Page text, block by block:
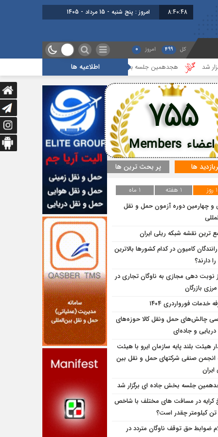
8:40:49 امروز : پنج شنبه - 15 مرداد - 1405
کل 499 امروز 0
اطلاعیه هاهجدهمین جلسه بخش جاده ای برگزار شد گزارشی از آخرین جلسه
اعضاء Members
755
ها پر بحث ترین ها
1 روز 1 هفته
1 ماه
چهارمین دوره آزمون حمل و نقل
ترین نقشه شبکه ریلی ایران
کامیون در کدام کشورها بالاترین
دارند؟
نوبت دهی مجازی به ناوگان تجاری در
مرزی بازرگان
خدمات فورواردری ۱۴۰4
چالش‌های حمل ونقل کالا حوزه‌های
دریایی و جاده‌ای
هیئت بلند پایه سازمان ایرو با هیئت
انجمن صنفی شرکتهای حمل و نقل بین
ایران
جلسه بخش جاده ای برگزار شد
کرایه در مسافت‌ های مختلف با شاخص
کیلومتر چقدر است؟
ضوابط حق توقف ناوگان متردد در